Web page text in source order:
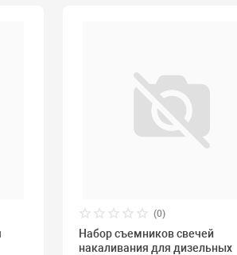
(0)
Набор съемников свечей
накаливания для дизельных